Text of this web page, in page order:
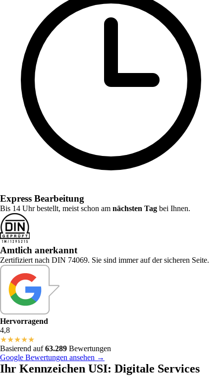
Express Bearbeitung
Bis 14 Uhr bestellt, meist schon am nächsten Tag bei Ihnen.
Amtlich anerkannt
Zertifiziert nach DIN 74069. Sie sind immer auf der sicheren Seite.
Hervorragend
4,8
★★★★★
Basierend auf63.289 Bewertungen
Google Bewertungen ansehen →
Ihr Kennzeichen USI: Digitale Services